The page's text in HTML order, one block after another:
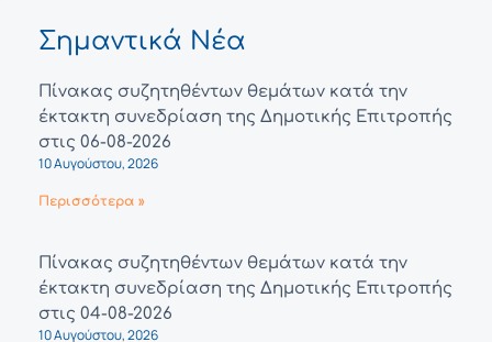
Σημαντικά Νέα
Πίνακας συζητηθέντων θεμάτων κατά την
έκτακτη συνεδρίαση της Δημοτικής Επιτροπής
στις 06-08-2026
10 Αυγούστου, 2026
Περισσότερα »
Πίνακας συζητηθέντων θεμάτων κατά την
έκτακτη συνεδρίαση της Δημοτικής Επιτροπής
στις 04-08-2026
10 Αυγούστου, 2026